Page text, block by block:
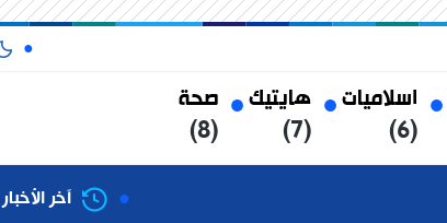
اسلاميات
(6)
هايتيك
(7)
صحة
(8)
آخر الأخبار